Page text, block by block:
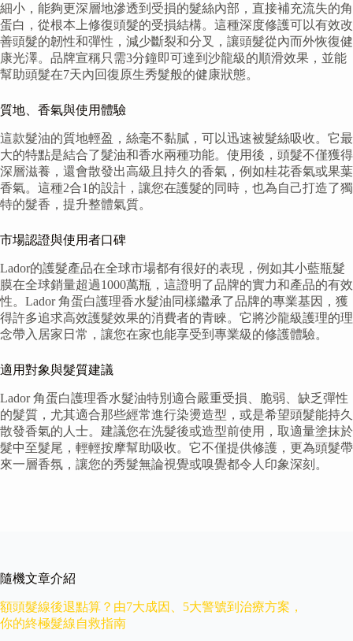
細小，能夠更深層地滲透到受損的髮絲內部，直接補充流失的角
蛋白，從根本上修復頭髮的受損結構。這種深度修護可以有效改
善頭髮的韌性和彈性，減少斷裂和分叉，讓頭髮從內而外恢復健
康光澤。品牌宣稱只需3分鐘即可達到沙龍級的順滑效果，並能
幫助頭髮在7天內回復原生秀髮般的健康狀態。
質地、香氣與使用體驗
這款髮油的質地輕盈，絲毫不黏膩，可以迅速被髮絲吸收。它最
大的特點是結合了髮油和香水兩種功能。使用後，頭髮不僅獲得
深層滋養，還會散發出高級且持久的香氣，例如桂花香氣或果葉
香氣。這種2合1的設計，讓您在護髮的同時，也為自己打造了獨
特的髮香，提升整體氣質。
市場認證與使用者口碑
Lador的護髮產品在全球市場都有很好的表現，例如其小藍瓶髮
膜在全球銷量超過1000萬瓶，這證明了品牌的實力和產品的有效
性。Lador 角蛋白護理香水髮油同樣繼承了品牌的專業基因，獲
得許多追求高效護髮效果的消費者的青睞。它將沙龍級護理的理
念帶入居家日常，讓您在家也能享受到專業級的修護體驗。
適用對象與髮質建議
Lador 角蛋白護理香水髮油特別適合嚴重受損、脆弱、缺乏彈性
的髮質，尤其適合那些經常進行染燙造型，或是希望頭髮能持久
散發香氣的人士。建議您在洗髮後或造型前使用，取適量塗抹於
髮中至髮尾，輕輕按摩幫助吸收。它不僅提供修護，更為頭髮帶
來一層香氛，讓您的秀髮無論視覺或嗅覺都令人印象深刻。
隨機文章介紹
額頭髮線後退點算？由7大成因、5大警號到治療方案，
你的終極髮線自救指南